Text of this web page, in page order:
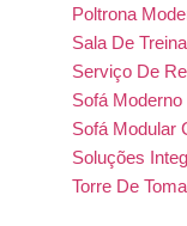
Poltrona
Sala De
Serviço De
Sofá Moderno
Sofá Modular
Soluções
Torre De